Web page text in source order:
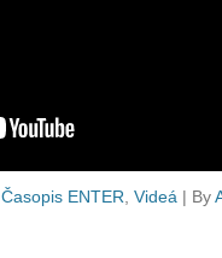
Časopis ENTER Videá | By